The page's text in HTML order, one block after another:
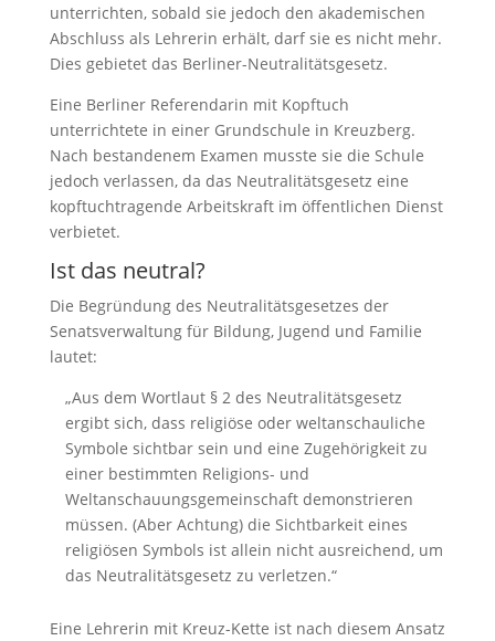
unterrichten, sobald sie jedoch den akademischen
Abschluss als Lehrerin erhält, darf sie es nicht mehr.
Dies gebietet das Berliner-Neutralitätsgesetz.
Eine Berliner Referendarin mit Kopftuch
unterrichtete in einer Grundschule in Kreuzberg.
Nach bestandenem Examen musste sie die Schule
jedoch verlassen, da das Neutralitätsgesetz eine
kopftuchtragende Arbeitskraft im öffentlichen Dienst
verbietet.
Ist das neutral?
Die Begründung des Neutralitätsgesetzes der
Senatsverwaltung für Bildung, Jugend und Familie
lautet:
„Aus dem Wortlaut § 2 des Neutralitätsgesetz
ergibt sich, dass religiöse oder weltanschauliche
Symbole sichtbar sein und eine Zugehörigkeit zu
einer bestimmten Religions- und
Weltanschauungsgemeinschaft demonstrieren
müssen. (Aber Achtung) die Sichtbarkeit eines
religiösen Symbols ist allein nicht ausreichend, um
das Neutralitätsgesetz zu verletzen.“
Eine Lehrerin mit Kreuz-Kette ist nach diesem Ansatz